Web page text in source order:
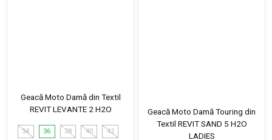
Geacă Moto Damă din Textil
REVIT LEVANTE 2 H2O
34 36 38 40 42
Geacă Moto Damă Touring din
Textil REVIT SAND 5 H2O
LADIES